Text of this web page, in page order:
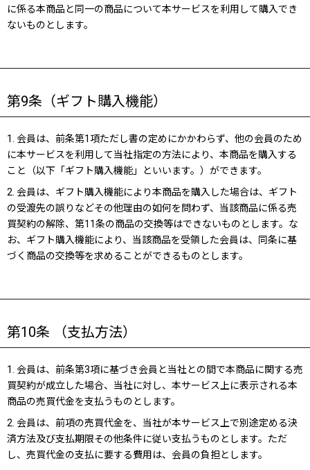
に係る本商品と同一の商品について本サービスを利用して購入でき
ないものとします。
第9条（ギフト購入機能）
1. 会員は、前条第1項ただし書の定めにかかわらず、他の会員のため
に本サービスを利用して当社指定の方法により、本商品を購入する
こと（以下「ギフト購入機能」といいます。）ができます。
2. 会員は、ギフト購入機能により本商品を購入した場合は、ギフト
の受渡先の誤りなどその他理由の如何を問わず、当該商品に係る売
買契約の解除、第11条の商品の交換等はできないものとします。な
お、ギフト購入機能により、当該商品を受領した会員は、同条に基
づく商品の交換等を求めることができるものとします。
第10条 （支払方法）
1. 会員は、前条第3項に基づき会員と当社との間で本商品に関する売
買契約が成立した場合、当社に対し、本サービス上に表示される本
商品の売買代金を支払うものとします。
2. 会員は、前項の売買代金を、当社が本サービス上で別途定める決
済方法及び支払期限その他条件に従い支払うものとします。ただ
し、売買代金の支払に要する費用は、会員の負担とします。